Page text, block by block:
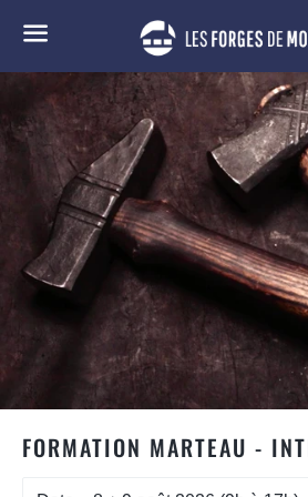
Menu
FORMATION MARTEAU -